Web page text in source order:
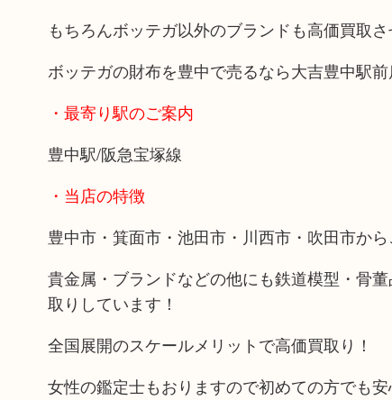
もちろんボッテガ以外のブランドも高価買取さ
ボッテガの財布を豊中で売るなら大吉豊中駅前
・最寄り駅のご案内
豊中駅/阪急宝塚線
・当店の特徴
豊中市・箕面市・池田市・川西市・吹田市から
貴金属・ブランドなどの他にも鉄道模型・骨
取りしています！
全国展開のスケールメリットで高価買取り！
女性の鑑定士もおりますので初めての方でも安